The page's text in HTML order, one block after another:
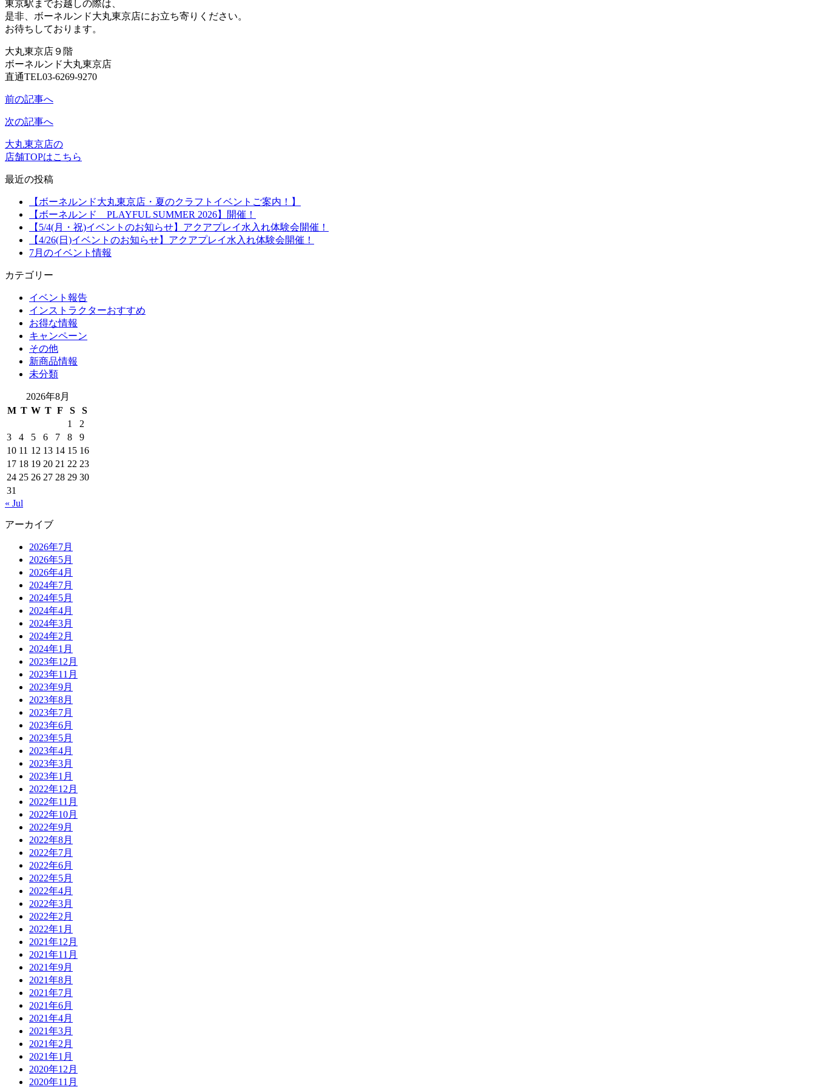
東京駅までお越しの際は、
是非、ボーネルンド大丸東京店にお立ち寄りください。
お待ちしております。
大丸東京店９階
ボーネルンド大丸東京店
直通TEL03-6269-9270
前の記事へ
次の記事へ
大丸東京店の
店舗TOPはこちら
最近の投稿
【ボーネルンド大丸東京店・夏のクラフトイベントご案内！】
【ボーネルンド PLAYFUL SUMMER 2026】開催！
【5/4(月・祝)イベントのお知らせ】アクアプレイ水入れ体験会開催！
【4/26(日)イベントのお知らせ】アクアプレイ水入れ体験会開催！
7月のイベント情報
カテゴリー
イベント報告
インストラクターおすすめ
お得な情報
キャンペーン
その他
新商品情報
未分類
2026年8月
M T W T F S
S
1
2
3
4 5 6 7 8
9
10 11 12 13 14 15 16
17 18 19 20 21 22 23
24 25 26 27 28 29 30
31
« Jul
アーカイブ
2026年7月
2026年5月
2026年4月
2024年7月
2024年5月
2024年4月
2024年3月
2024年2月
2024年1月
2023年12月
2023年11月
2023年9月
2023年8月
2023年7月
2023年6月
2023年5月
2023年4月
2023年3月
2023年1月
2022年12月
2022年11月
2022年10月
2022年9月
2022年8月
2022年7月
2022年6月
2022年5月
2022年4月
2022年3月
2022年2月
2022年1月
2021年12月
2021年11月
2021年9月
2021年8月
2021年7月
2021年6月
2021年4月
2021年3月
2021年2月
2021年1月
2020年12月
2020年11月